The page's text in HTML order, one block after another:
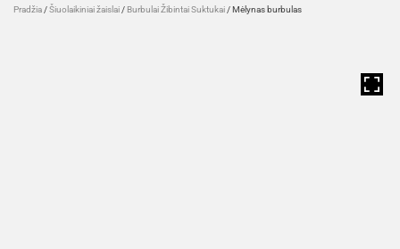
Pradžia /Šiuolaikiniai žaislai / Burbulai Žibintai Suktukai / Mėlynas burbulas